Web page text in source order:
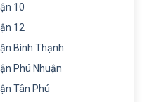
10
12
Bình Thạnh
Phú Nhuận
Tân Phú